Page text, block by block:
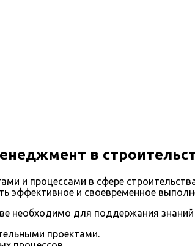
в
и процессами в сфере
эффективное и своевременное
необходимо для поддержания
проектами.